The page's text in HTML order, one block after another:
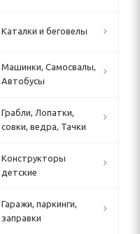
Каталки и беговелы
Машинки, Самосвалы,
Автобусы
Грабли, Лопатки,
совки, ведра, Тачки
Конструкторы
детские
Гаражи, паркинги,
заправки